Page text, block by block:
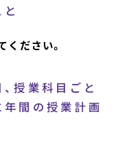
ください。
授業科目ごと
間の授業計画